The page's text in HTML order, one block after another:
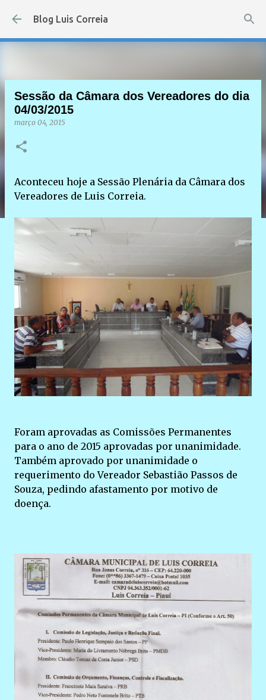
Pular para o conteúdo principal
Blog Luis Correia
Sessão da Câmara dos Vereadores do dia
04/03/2015
março 04, 2015
Aconteceu hoje a Sessão Plenária da Câmara dos
Vereadores de Luis Correia.
Foram aprovadas as Comissões Permanentes
para o ano de 2015 aprovadas por unanimidade.
Também aprovado por unanimidade o
requerimento do Vereador Sebastião Passos de
Souza, pedindo afastamento por motivo de
doença.